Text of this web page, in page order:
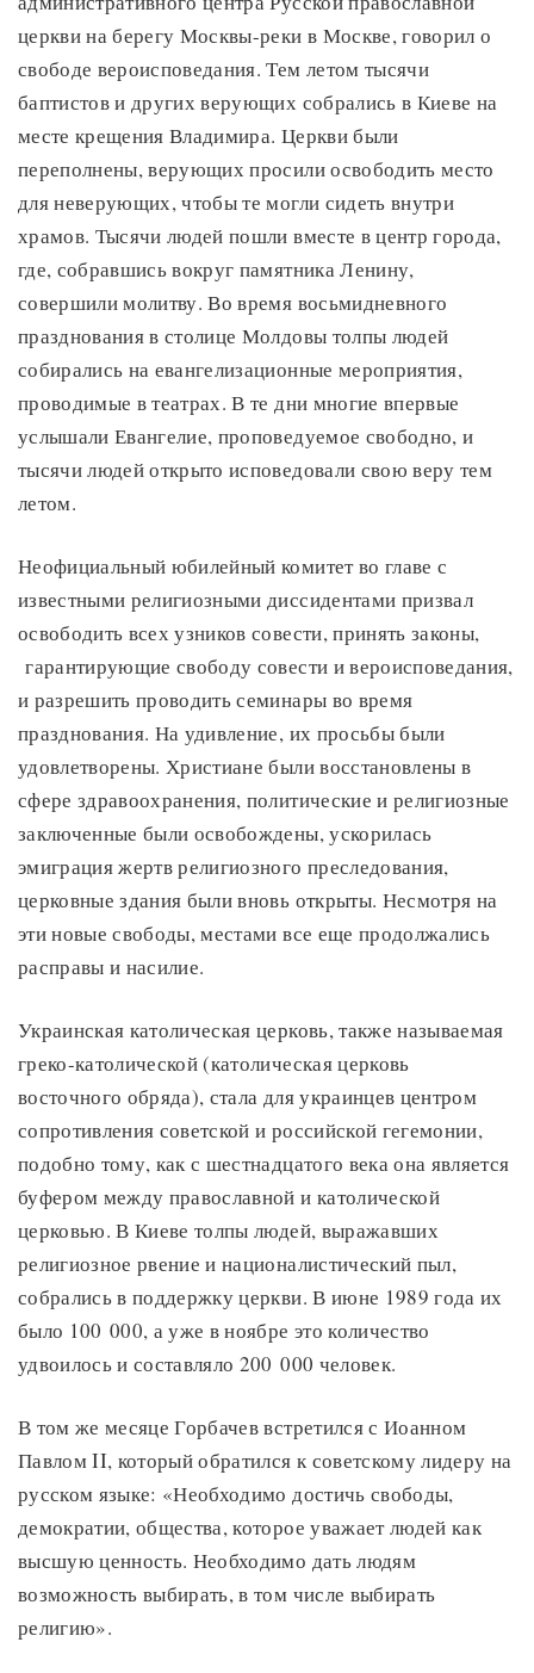
церкви на берегу Москвы-реки в Москве, говорил о
свободе вероисповедания. Тем летом тысячи
баптистов и других верующих собрались в Киеве на
месте крещения Владимира. Церкви были
переполнены, верующих просили освободить место
для неверующих, чтобы те могли сидеть внутри
храмов. Тысячи людей пошли вместе в центр города,
где, собравшись вокруг памятника Ленину,
совершили молитву. Во время восьмидневного
празднования в столице Молдовы толпы людей
собирались на евангелизационные мероприятия,
проводимые в театрах. В те дни многие впервые
услышали Евангелие, проповедуемое свободно, и
тысячи людей открыто исповедовали свою веру тем
летом.
Неофициальный юбилейный комитет во главе с
известными религиозными диссидентами призвал
освободить всех узников совести, принять законы,
гарантирующие свободу совести и вероисповедания,
и разрешить проводить семинары во время
празднования. На удивление, их просьбы были
удовлетворены. Христиане были восстановлены в
сфере здравоохранения, политические и религиозные
заключенные были освобождены, ускорилась
эмиграция жертв религиозного преследования,
церковные здания были вновь открыты. Несмотря на
эти новые свободы, местами все еще продолжались
расправы и насилие.
Украинская католическая церковь, также называемая
греко-католической (католическая церковь
восточного обряда), стала для украинцев центром
сопротивления советской и российской гегемонии,
подобно тому, как с шестнадцатого века она является
буфером между православной и католической
церковью. В Киеве толпы людей, выражавших
религиозное рвение и националистический пыл,
собрались в поддержку церкви. В июне 1989 года их
было 100 000, а уже в ноябре это количество
удвоилось и составляло 200 000 человек.
В том же месяце Горбачев встретился с Иоанном
Павлом II, который обратился к советскому лидеру на
русском языке: «Необходимо достичь свободы,
демократии, общества, которое уважает людей как
высшую ценность. Необходимо дать людям
возможность выбирать, в том числе выбирать
религию».